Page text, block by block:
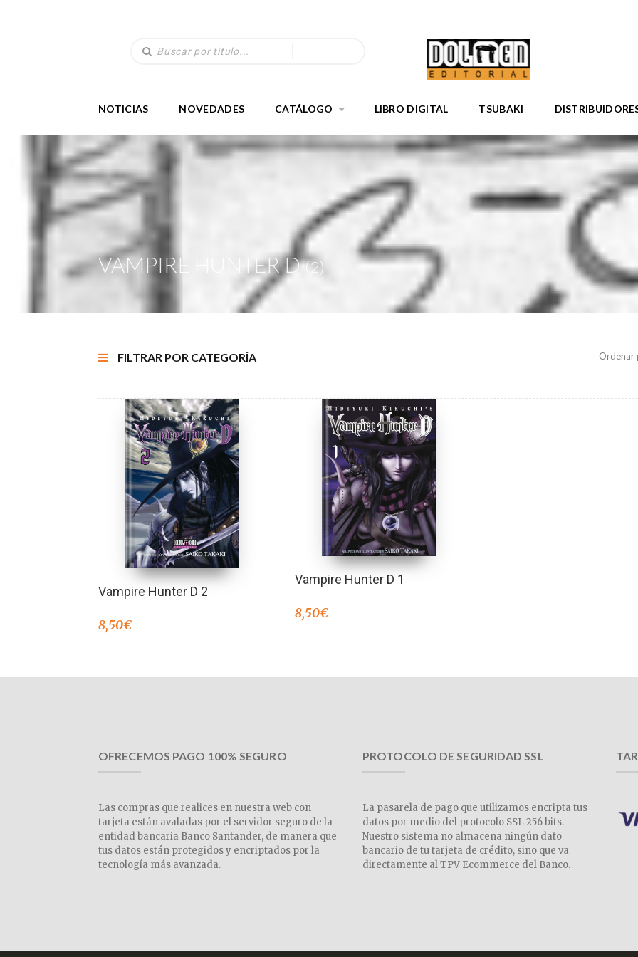
NOTICIAS NOVEDADES CATÁLOGO LIBRO DIGITAL TSUBAKI
VAMPIRE HUNTER D(2)
FILTRAR POR CATEGORÍA Ordenar
Vampire Hunter D 2
8,50€
Vampire Hunter D 1
8,50€
OFRECEMOS PAGO 100% SEGURO
Las compras que realices en nuestra web con
tarjeta están avaladas por el servidor seguro de la
entidad bancaria Banco Santander, de manera que
tus datos están protegidos y encriptados por la
tecnología más avanzada.
PROTOCOLO DE SEGURIDAD SSL
La pasarela de pago que utilizamos encripta tus
datos por medio del protocolo SSL 256 bits.
Nuestro sistema no almacena ningún dato
bancario de tu tarjeta de crédito, sino que va
directamente al TPV Ecommerce del Banco.